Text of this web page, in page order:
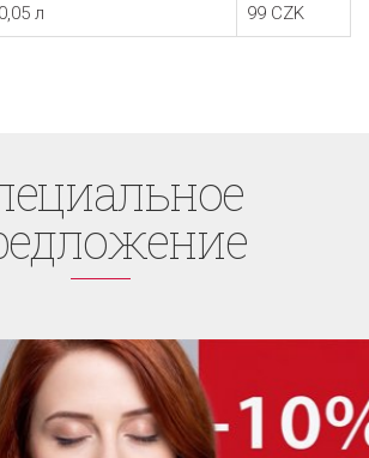
л 99 CZK